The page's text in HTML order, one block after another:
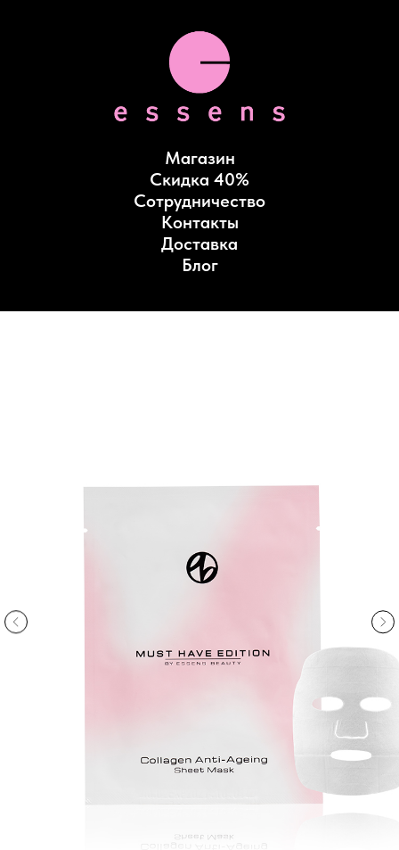
Магазин
Скидка 40%
Сотрудничество
Контакты
Доставка
Блог